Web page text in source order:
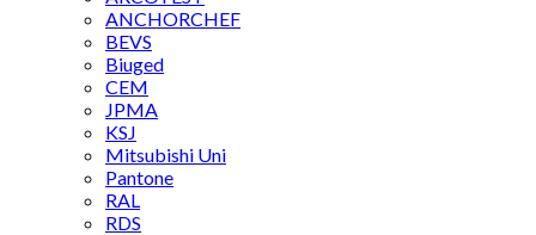
ANCHORCHEF
BEVS
Biuged
CEM
JPMA
KSJ
Mitsubishi Uni
Pantone
RAL
RDS